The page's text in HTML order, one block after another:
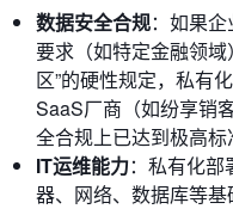
数据安全合规：如果
要求（如特定金融领
区”的硬性规定，私有
SaaS厂商（如纷享销
全合规上已达到极高标
IT运维能力：私有化
器、网络、数据库等